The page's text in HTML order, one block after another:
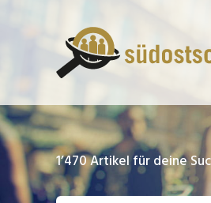
1’470Artikel für deine